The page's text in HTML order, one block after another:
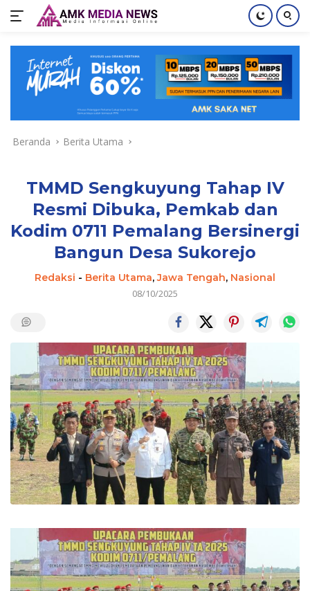
konten
Beranda Berita Utama
TMMD Sengkuyung Tahap IV
Resmi Dibuka, Pemkab dan
Kodim 0711 Pemalang Bersinergi
Bangun Desa Sukorejo
Redaksi - Berita Utama,Jawa Tengah, Nasional
08/10/2025